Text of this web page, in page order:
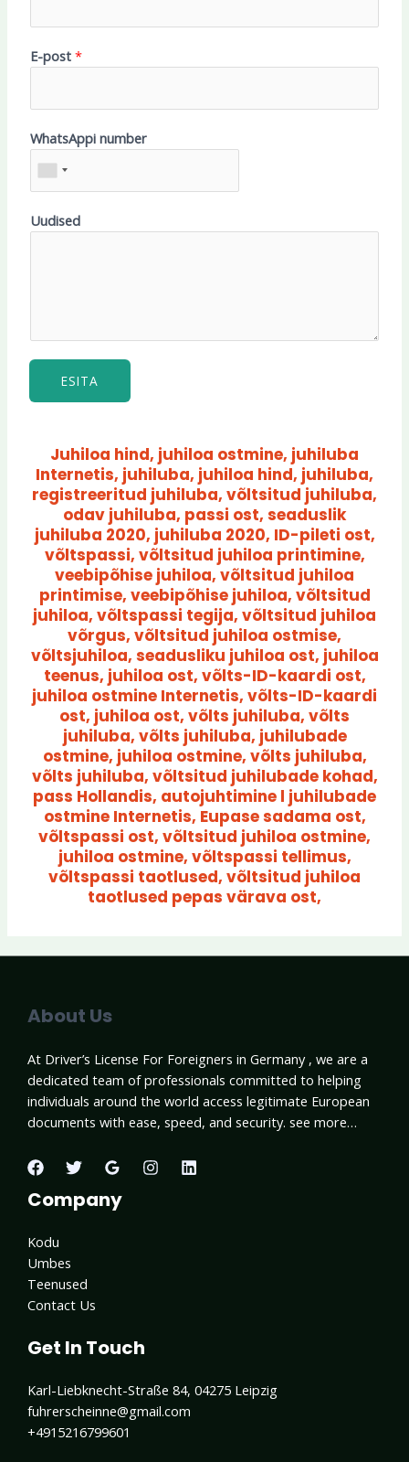
E-post*
WhatsAppi number
Uudised
ESITA
Juhiloa hind, juhiloa ostmine, juhiluba
Internetis, juhiluba, juhiloa hind, juhiluba,
registreeritud juhiluba, võltsitud juhiluba,
odav juhiluba, passi ost, seaduslik
juhiluba 2020, juhiluba 2020, ID-pileti ost,
võltspassi, võltsitud juhiloa printimine,
veebipõhise juhiloa, võltsitud juhiloa
printimise, veebipõhise juhiloa, võltsitud
juhiloa, võltspassi tegija, võltsitud juhiloa
võrgus, võltsitud juhiloa ostmise,
võltsjuhiloa, seadusliku juhiloa ost, juhiloa
teenus, juhiloa ost, võlts-ID-kaardi ost,
juhiloa ostmine Internetis, võlts-ID-kaardi
ost, juhiloa ost, võlts juhiluba, võlts
juhiluba, võlts juhiluba, juhilubade
ostmine, juhiloa ostmine, võlts juhiluba,
võlts juhiluba, võltsitud juhilubade kohad,
pass Hollandis, autojuhtimine l juhilubade
ostmine Internetis, Eupase sadama ost,
võltspassi ost, võltsitud juhiloa ostmine,
juhiloa ostmine, võltspassi tellimus,
võltspassi taotlused, võltsitud juhiloa
taotlused pepas värava ost,
About Us
At Driver’s License For Foreigners in Germany , we are a
dedicated team of professionals committed to helping
individuals around the world access legitimate European
documents with ease, speed, and security. see more…
Company
Kodu
Umbes
Teenused
Contact Us
Get In Touch
Karl-Liebknecht-Straße 84, 04275 Leipzig
fuhrerscheinne@gmail.com
+4915216799601